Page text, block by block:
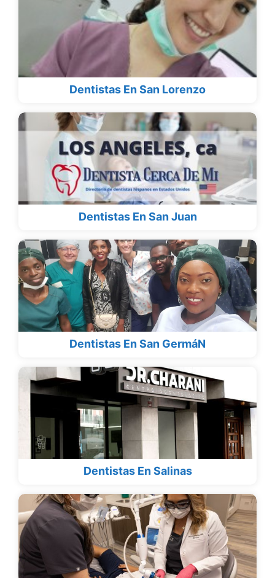
Dentistas En San Lorenzo
Dentistas En San Juan
Dentistas En San GermáN
Dentistas En Salinas